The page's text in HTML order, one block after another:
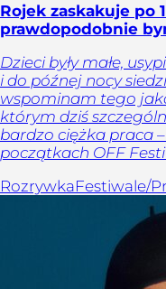
Rojek zaskakuje po
prawdopodobnie
Dzieci były małe,
i do późnej nocy
wspominam tego
którym dziś
bardzo ciężka praca
początkach OFF
RozrywkaFestiwale/